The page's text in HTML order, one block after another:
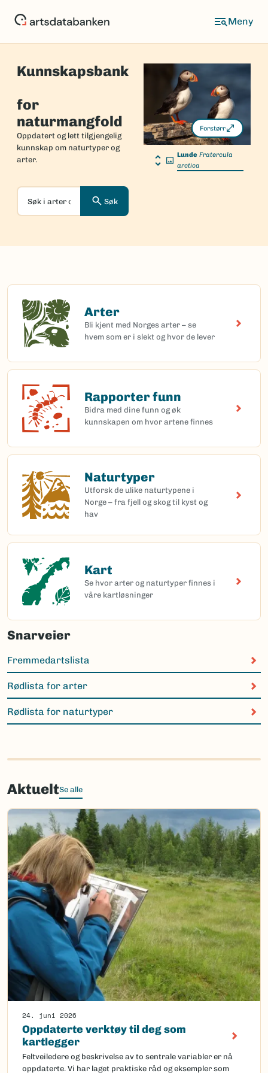
Forside
Forstørr
Lunde Fratercula
arctica
Kunnskapsbank
for
naturmangfold
Oppdatert og lett tilgjengelig
kunnskap om naturtyper og
arter.
i
og
Søk
Arter
Bli kjent med Norges arter – se
hvem som er i slekt og hvor de lever
Arter
Rapporter funn
Bidra med dine funn og øk
kunnskapen om hvor artene finnes
Rapporter funn
Naturtyper
Utforsk de ulike naturtypene i
Norge – fra fjell og skog til kyst og
hav
Naturtyper
Kart
Se hvor arter og naturtyper finnes i
våre kartløsninger
Kart
Snarveier
Fremmedartslista
Rødlista for arter
Rødlista for naturtyper
AktueltSe alle
24. juni 2026
Oppdaterte verktøy til deg som
kartlegger
Feltveiledere og beskrivelse av to sentrale variabler er nå
oppdaterte. Vi har laget praktiske råd og eksempler som